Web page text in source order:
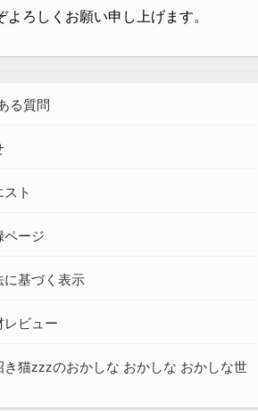
よろしくお願い申し上げます。
る質問
ト
ページ
に基づく表示
レビュー
き猫zzzのおかしな おかしな おかしな世